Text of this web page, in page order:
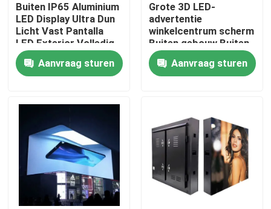
Huis
Video's
VR-show
Buiten IP65 Aluminium
LED Display Ultra Dun
Licht Vast Pantalla
LED Exterior Volledig
Aluminium Paneel
Groot AD Display
Scherm
Aanvraag sturen
Grote 3D LED-
advertentie
winkelcentrum scherm
Buiten gebouw Buiten
LED-scherm
Aanvraag sturen